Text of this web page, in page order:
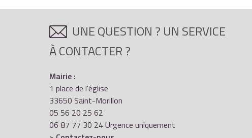
UNE QUESTION ? UN SERVICE
À CONTACTER ?
Mairie :
1 place de l'église
33650 Saint-Morillon
05 56 20 25 62
06 87 77 30 24 Urgence uniquement